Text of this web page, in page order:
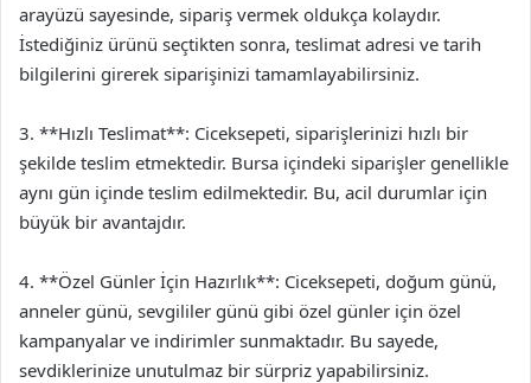
arayüzü sayesinde, sipariş vermek oldukça kolaydır.
İstediğiniz ürünü seçtikten sonra, teslimat adresi ve tarih
bilgilerini girerek siparişinizi tamamlayabilirsiniz.
3. **Hızlı Teslimat**: Ciceksepeti, siparişlerinizi hızlı bir
şekilde teslim etmektedir. Bursa içindeki siparişler genellikle
aynı gün içinde teslim edilmektedir. Bu, acil durumlar için
büyük bir avantajdır.
4. **Özel Günler İçin Hazırlık**: Ciceksepeti, doğum günü,
anneler günü, sevgililer günü gibi özel günler için özel
kampanyalar ve indirimler sunmaktadır. Bu sayede,
sevdiklerinize unutulmaz bir sürpriz yapabilirsiniz.